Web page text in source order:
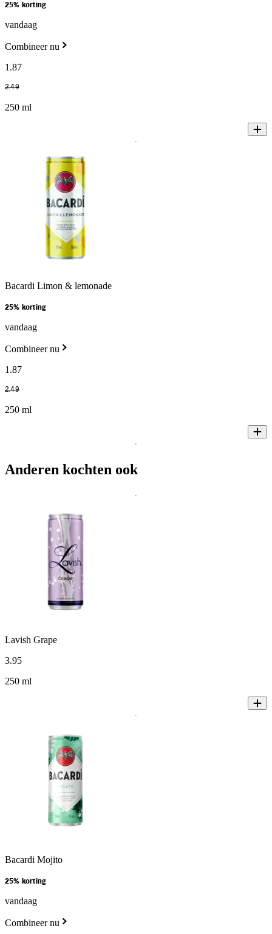
25% korting
vandaag
Combineer nu
1 .87
2.49
250 ml
Bacardi Limon & lemonade
25% korting
vandaag
Combineer nu
1 .87
2.49
250 ml
Anderen kochten ook
Lavish Grape
3.95
250 ml
Bacardi Mojito
25% korting
vandaag
Combineer nu